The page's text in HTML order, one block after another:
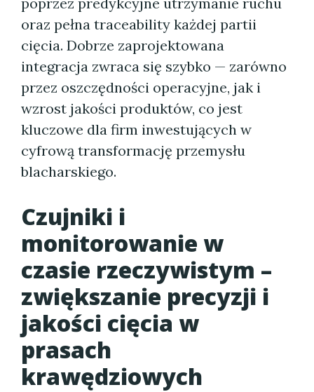
oraz pełna traceability każdej partii
cięcia. Dobrze zaprojektowana
integracja zwraca się szybko — zarówno
przez oszczędności operacyjne, jak i
wzrost jakości produktów, co jest
kluczowe dla firm inwestujących w
cyfrową transformację przemysłu
blacharskiego.
Czujniki i
monitorowanie w
czasie rzeczywistym –
zwiększanie precyzji i
jakości cięcia w
prasach
krawędziowych